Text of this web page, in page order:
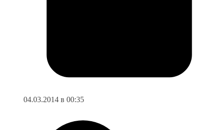
04.03.2014 в 00:35